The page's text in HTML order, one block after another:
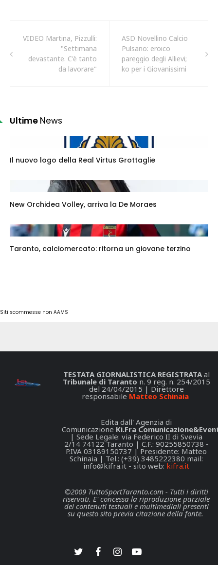
VIDEO Martina, Pizzulli:
"Settimana
devastante. C'è tanto
da lavorare"
ASD Novellino Calcio
Pulsano: eroico
pareggio degli Allievi;
ko per i Giovanissimi
Ultime News
Il nuovo logo della Real Virtus Grottaglie
New Orchidea Volley, arriva la De Moraes
Taranto, calciomercato: ritorna un giovane terzino
Siti scommesse non AAMS
TESTATA GIORNALISTICA REGISTRATAal
Tribunale di Taranto n. 9 reg. n. 254/2015
del 24/04/2015 | Direttore
responsabile Matteo Schinaia
Edita dall' Agenzia di
Comunicazione Ki.Fra
| Sede Legale: via Federico II di Svevia
2/14 74122 Taranto | C.F.: 90255850738 -
P.IVA 03189150737 | Presidente: Matteo
Schinaia | Tel.: (+39) 3485222380 mail:
info@kifra.it - sito web: kifra.it
©2009 TuttoSportTaranto.com - Tutti i diritti
riservati. E' concessa la riproduzione parziale
dei contenuti testuali e multimediali presenti
su questo sito previa citazione della fonte.